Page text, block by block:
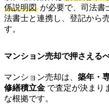
係説明図が必要で、司法書
法書士と連携し、登記から
す。
マンション売却で押さえる
マンション売却は、 築年・
修繕積立金 で査定が決まり
な根拠です。